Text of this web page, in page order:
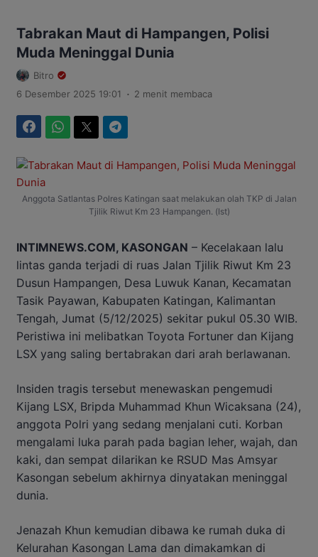
Tabrakan Maut di Hampangen, Polisi
Muda Meninggal Dunia
Bitro
6 Desember 2025 19:01
. 2 menit membaca
Anggota Satlantas Polres Katingan saat melakukan olah TKP di Jalan
Tjilik Riwut Km 23 Hampangen. (Ist)
INTIMNEWS.COM, KASONGAN – Kecelakaan lalu
lintas ganda terjadi di ruas Jalan Tjilik Riwut Km 23
Dusun Hampangen, Desa Luwuk Kanan, Kecamatan
Tasik Payawan, Kabupaten Katingan, Kalimantan
Tengah, Jumat (5/12/2025) sekitar pukul 05.30 WIB.
Peristiwa ini melibatkan Toyota Fortuner dan Kijang
LSX yang saling bertabrakan dari arah berlawanan.
Insiden tragis tersebut menewaskan pengemudi
Kijang LSX, Bripda Muhammad Khun Wicaksana (24),
anggota Polri yang sedang menjalani cuti. Korban
mengalami luka parah pada bagian leher, wajah, dan
kaki, dan sempat dilarikan ke RSUD Mas Amsyar
Kasongan sebelum akhirnya dinyatakan meninggal
dunia.
Jenazah Khun kemudian dibawa ke rumah duka di
Kelurahan Kasongan Lama dan dimakamkan di